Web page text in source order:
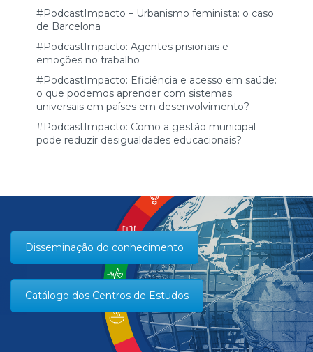
#PodcastImpacto – Urbanismo feminista: o caso
de Barcelona
#PodcastImpacto: Agentes prisionais e
emoções no trabalho
#PodcastImpacto: Eficiência e acesso em saúde:
o que podemos aprender com sistemas
universais em países em desenvolvimento?
#PodcastImpacto: Como a gestão municipal
pode reduzir desigualdades educacionais?
Disseminação do conhecimento
Catálogo dos Centros de Estudos